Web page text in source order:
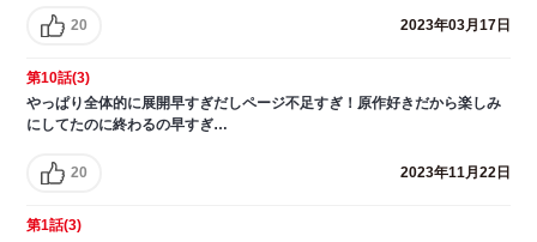
20 2023年03月17日
第10話(3)
やっぱり全体的に展開早すぎだしページ不足すぎ！原作好きだから楽しみ
にしてたのに終わるの早すぎ…
20 2023年11月22日
第1話(3)